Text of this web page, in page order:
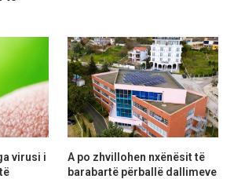
virusi i
A po zhvillohen nxënësit të
barabartë përballë dallimeve